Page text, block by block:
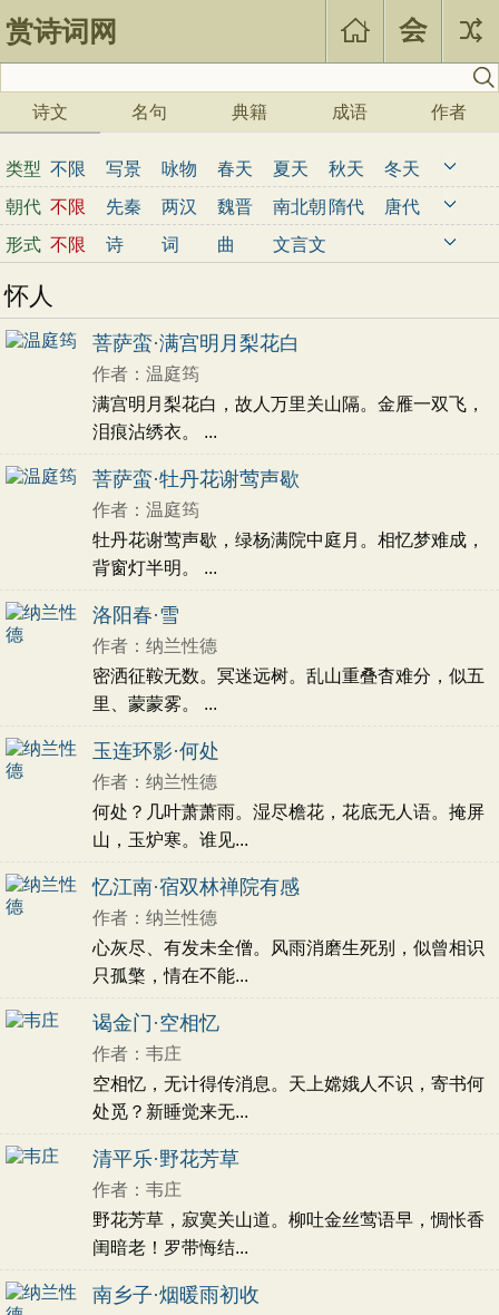
赏诗词网
诗文 名句 典籍 成语 作者
类型 不限 写景 咏物 春天 夏天 秋天
冬天
写雨
写雪 写风 写花 梅花 荷花
菊花
柳树
月亮 山水 写山 写水 长江
黄河
儿童
写鸟 写马 田园 边塞 地名
抒情
哲理
闺怨 悼亡 写人 老师 母亲
友情
读书 惜时 婉约 豪放
春节 元宵节
七夕节
中秋节 重阳节
忧国忧民
初中古诗
高中古诗
小学文言文
初中文言文
高中文言文
唐诗三百首 古诗三百首 宋词三百首
古文观止
壮志未酬
怀念
友人 生活
农民 同情
闲适 写竹 写海 自然
托物咏志
回忆 孤寂
坚强
少女 地方 兄妹
歌颂 古人
劝诫 愁苦 怀人 伤春 暮春
思人
女子
相思
伤感 悲怆 豪迈 议论
惆怅 惜春
亡妻 惜别 品格 悠然 音乐
旅途
愤懑 夜晚 愿望
抱负
妇女 哀怨
怀才不遇
纪游 仕途 厌恶 漂泊 赠友
赏花
闺情 哀愁 离愁
朝代 不限 先秦 两汉 魏晋 南北朝 隋代
唐代
五代
宋代 金朝 元代 明代
形式 不限 诗 词 曲 文言文
怀人
菩萨蛮·满宫明月梨花白
作者：温庭筠
满宫明月梨花白，故人万里关山隔。金雁一双飞，
泪痕沾绣衣。 ...
菩萨蛮·牡丹花谢莺声歇
作者：温庭筠
牡丹花谢莺声歇，绿杨满院中庭月。相忆梦难成，
背窗灯半明。 ...
洛阳春·雪
作者：纳兰性德
密洒征鞍无数。冥迷远树。乱山重叠杳难分，似五
里、蒙蒙雾。 ...
玉连环影·何处
作者：纳兰性德
何处？几叶萧萧雨。湿尽檐花，花底无人语。掩屏
山，玉炉寒。谁见...
忆江南·宿双林禅院有感
作者：纳兰性德
心灰尽、有发未全僧。风雨消磨生死别，似曾相识
只孤檠，情在不能...
谒金门·空相忆
作者：韦庄
空相忆，无计得传消息。天上嫦娥人不识，寄书何
处觅？新睡觉来无...
清平乐·野花芳草
作者：韦庄
野花芳草，寂寞关山道。柳吐金丝莺语早，惆怅香
闺暗老！罗带悔结...
南乡子·烟暖雨初收